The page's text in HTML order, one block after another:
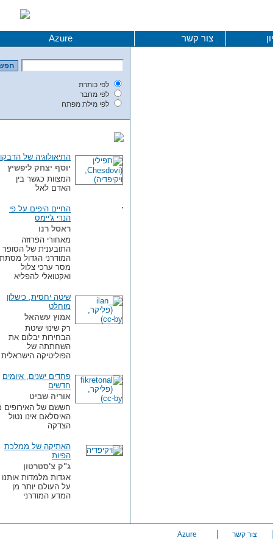
צור קשר Azure
לפי כותרת
לפי מחבר
לפי מילת מפתח
התיאולוגיה של הדבקות
יוסף יצחק ליפשיץ
המצוות כגשר בין
האדם לאל
החיים היפים על פי
הנרי ג'יימס
ראסל רנו
מאחורי הפרוזה
התובענית של הסופר
המודרני הגדול מסתתר
מסר ערכי צלול
ואקטואלי להפליא
שיטה יחסית, כישלון
מוחלט
אמוץ עשהאל
רק שינוי שיטת
הבחירות יבלום את
השחתתה של
הפוליטיקה הישראלית
פחדים ישנים, איומים
חדשים
אוריה שביט
חששם של האירופים מן
האיסלאם אינו נטול
הצדקה
האתיקה של ממלכת
הפיות
ג"ק צ'סטרטון
אגדות מלמדות אותנו
על העולם יותר מן
המדע המודרני
צור קשר Azure